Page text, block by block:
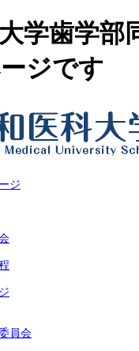
学歯学部
ジです
ジ
員会